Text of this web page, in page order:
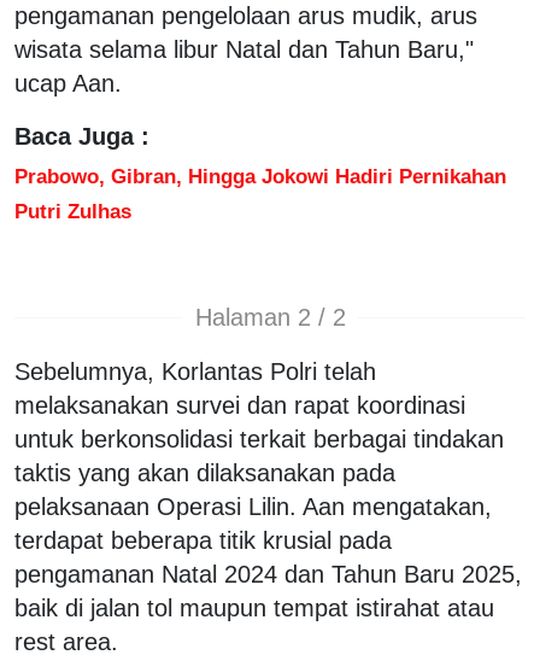
pengamanan pengelolaan arus mudik, arus
wisata selama libur Natal dan Tahun Baru,"
ucap Aan.
Baca Juga :
Prabowo, Gibran, Hingga Jokowi Hadiri Pernikahan
Putri Zulhas
Halaman 2 / 2
Sebelumnya, Korlantas Polri telah
melaksanakan survei dan rapat koordinasi
untuk berkonsolidasi terkait berbagai tindakan
taktis yang akan dilaksanakan pada
pelaksanaan Operasi Lilin. Aan mengatakan,
terdapat beberapa titik krusial pada
pengamanan Natal 2024 dan Tahun Baru 2025,
baik di jalan tol maupun tempat istirahat atau
rest area.